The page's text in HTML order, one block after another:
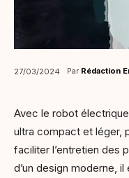
27/03/2024 Par Rédaction
Avec le robot électrique
ultra compact et léger,
faciliter l’entretien des
d’un design moderne,